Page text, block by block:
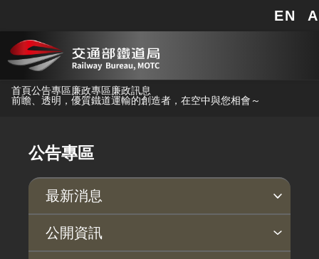
跳到主要內容
網站地圖
EN A
首頁公告專區廉政專區廉政訊息
前瞻、透明，優質鐵道運輸的創造者，在空中與您相會～
公告專區
最新消息
新聞稿
公聽會
公告事項
公開資訊